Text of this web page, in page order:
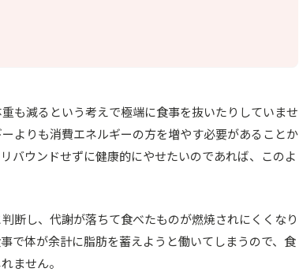
も減るという考えで極端に食事を抜いたりしていませ
よりも消費エネルギーの方を増やす必要があることか
バウンドせずに健康的にやせたいのであれば、このよ
断し、代謝が落ちて食べたものが燃焼されにくくなり
で体が余計に脂肪を蓄えようと働いてしまうので、食
ません。